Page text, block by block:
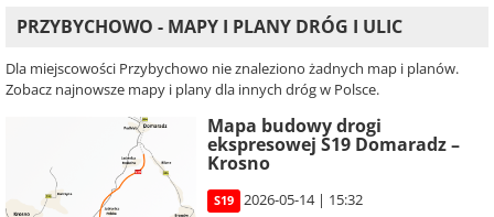
PRZYBYCHOWO - MAPY I PLANY DRÓG I ULIC
Dla miejscowości Przybychowo nie znaleziono żadnych map i planów.
Zobacz najnowsze mapy i plany dla innych dróg w Polsce.
Mapa budowy drogi
ekspresowej S19 Domaradz –
Krosno
S19
2026-05-14 | 15:32